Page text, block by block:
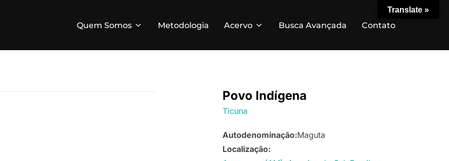
Quem Somos Metodologia Acervo Busca Avançada Contato
Povo Indígena
Ticuna
Autodenominação:Maguta
Localização:
Translate »